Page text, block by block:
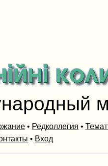
• Редколлегия •
• Вход